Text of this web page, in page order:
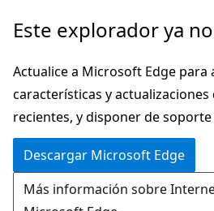
Ir
contenido
principal
Este explorador ya
Actualice a Microsoft Edge para
características y
recientes, y disponer de
Descargar Microsoft Edge
Más información sobre